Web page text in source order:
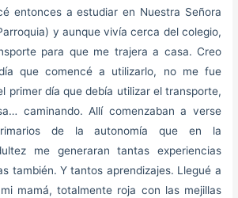
entonces a estudiar en Nuestra Señora
y aunque vivía cerca del colegio,
para que me trajera a casa. Creo
que comencé a utilizarlo, no me fue
primer día que debía utilizar el transporte,
caminando. Allí comenzaban a verse
de la autonomía que en la
me generaran tantas experiencias
también. Y tantos aprendizajes. Llegué a
mamá, totalmente roja con las mejillas